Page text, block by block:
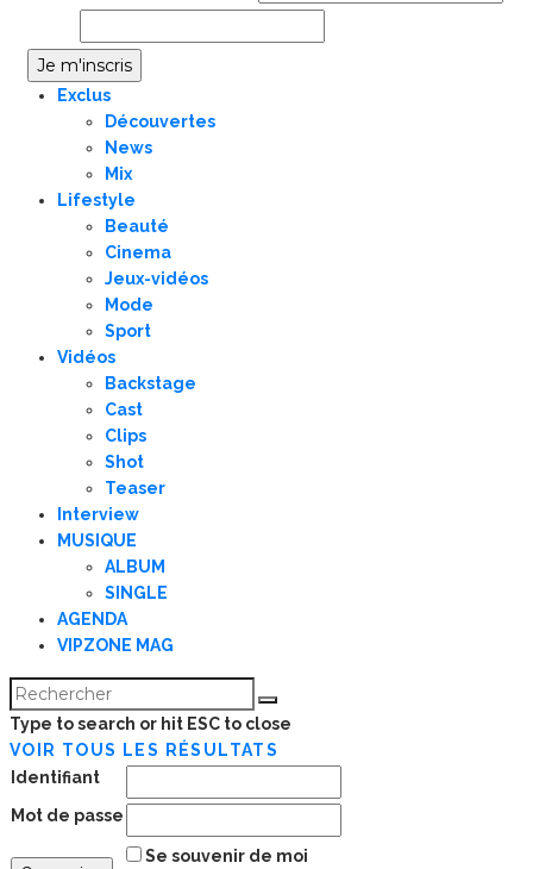
Exclus
Découvertes
News
Mix
Lifestyle
Beauté
Cinema
Jeux-vidéos
Mode
Sport
Vidéos
Backstage
Cast
Clips
Shot
Teaser
Interview
MUSIQUE
ALBUM
SINGLE
AGENDA
VIPZONE MAG
Type to search or hit ESC to close
VOIR TOUS LES RÉSULTATS
Identifiant
Mot de passe
Se souvenir de moi